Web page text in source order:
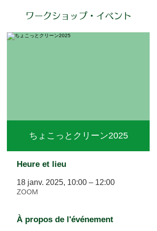
ワークショップ・イベント
ちょこっとクリーン2025
Heure et lieu
18 janv. 2025, 10:00 – 12:00
ZOOM
À propos de l'événement